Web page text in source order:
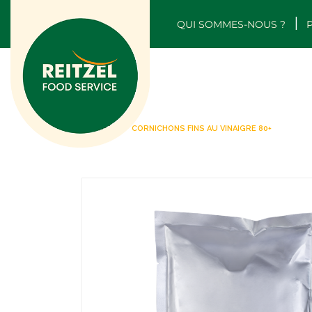
QUI SOMMES-NOUS ?
ACCUEIL CORNICHONS FINS AU VINAIGRE 80+